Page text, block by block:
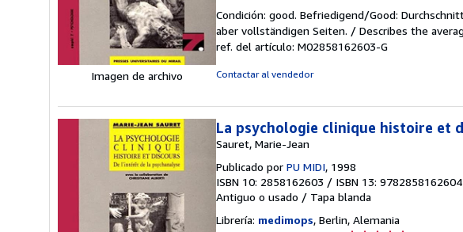
Imagen de archivo
vendedor:
5
de
Condición: good. Befriedigend/Good:
aber vollständigen Seiten. / Describes the
ref. del artículo: M02858162603-G
Contactar al vendedor
La psychologie clinique histoire et
Sauret, Marie-Jean
Publicado por PU MIDI, 1998
ISBN 10: 2858162603 / ISBN 13: 9782858162604
Antiguo o usado / Tapa blanda
Librería: medimops, Berlin, Alemania